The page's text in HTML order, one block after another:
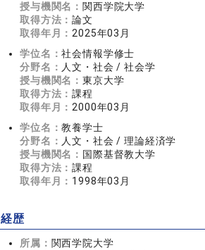
授与機関名： 関西学院大学
取得方法：論文
取得年月： 2025年03月
学位名：社会情報学修士
分野名： 人文・社会 / 社会学
授与機関名：東京大学
取得方法：課程
取得年月： 2000年03月
学位名：教養学士
分野名： 人文・社会 / 理論経済学
授与機関名： 国際基督教大学
取得方法：課程
取得年月： 1998年03月
経歴
所属： 関西学院大学